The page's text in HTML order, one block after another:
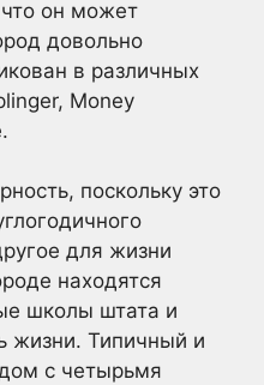
он может
довольно
в различных
Money
поскольку это
для жизни
находятся
школы штата и
жизни. Типичный и
с четырьмя